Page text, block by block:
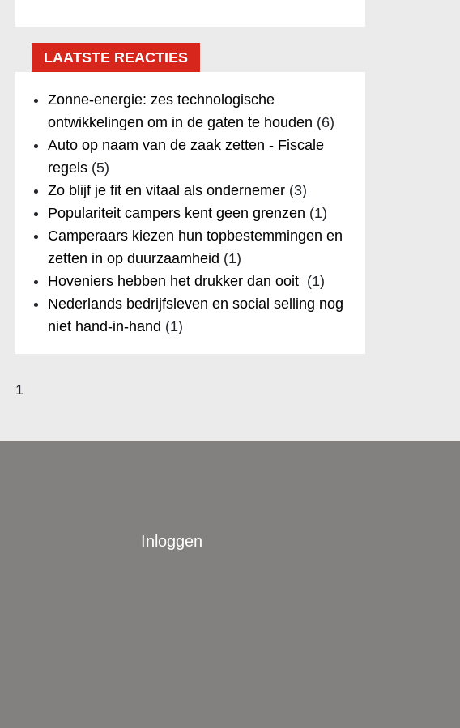
LAATSTE REACTIES
Zonne-energie: zes technologische
ontwikkelingen om in de gaten te houden (6)
Auto op naam van de zaak zetten - Fiscale
regels(5)
Zo blijf je fit en vitaal als ondernemer(3)
Populariteit campers kent geen grenzen (1)
Camperaars kiezen hun topbestemmingen en
zetten in op duurzaamheid (1)
Hoveniers hebben het drukker dan ooit (1)
Nederlands bedrijfsleven en social selling nog
niet hand-in-hand (1)
1
Inloggen